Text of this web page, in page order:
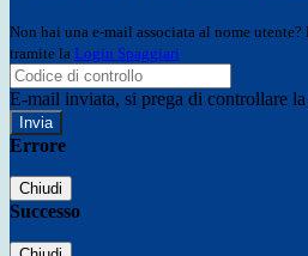
Non hai una e-mail associata al nome
tramite la Login Spaggiari
E-mail inviata, si prega di controllare
Errore
Chiudi
Successo